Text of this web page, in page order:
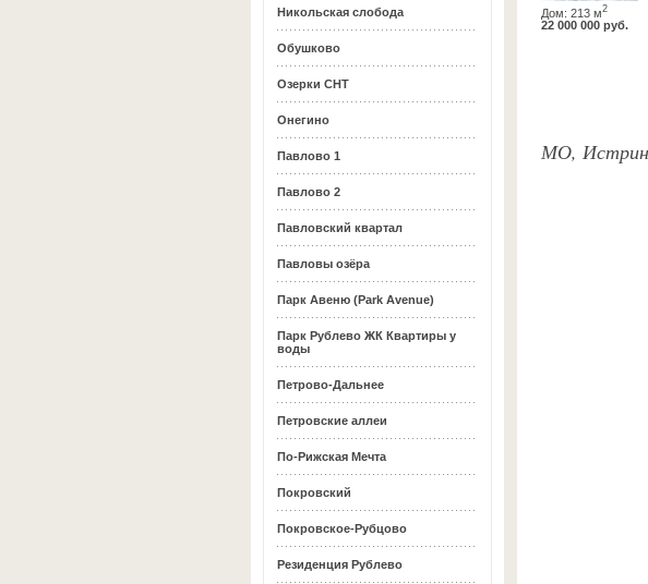
Никольская слобода
Обушково
Озерки СНТ
Онегино
Павлово 1
Павлово 2
Павловский квартал
Павловы озёра
Парк Авеню (Park Avenue)
Парк Рублево ЖК Квартиры у
воды
Петрово-Дальнее
Петровские аллеи
По-Рижская Мечта
Покровский
Покровское-Рубцово
Резиденция Рублево
Дом: 213 м2
22 000 000 руб.
МО,